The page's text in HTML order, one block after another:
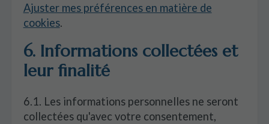
Ajuster mes préférences en matière de
cookies.
6. Informations collectées et
leur finalité
6.1. Les informations personnelles ne seront
collectées qu'avec votre consentement,